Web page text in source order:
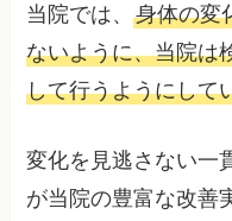
当院では、身体の変
ないように、当院は
して行うようにして
変化を見逃さない一
が当院の豊富な改善